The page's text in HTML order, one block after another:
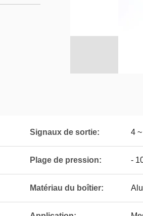
Signaux de sortie: 4
Plage de pression: -
Matériau du boîtier: